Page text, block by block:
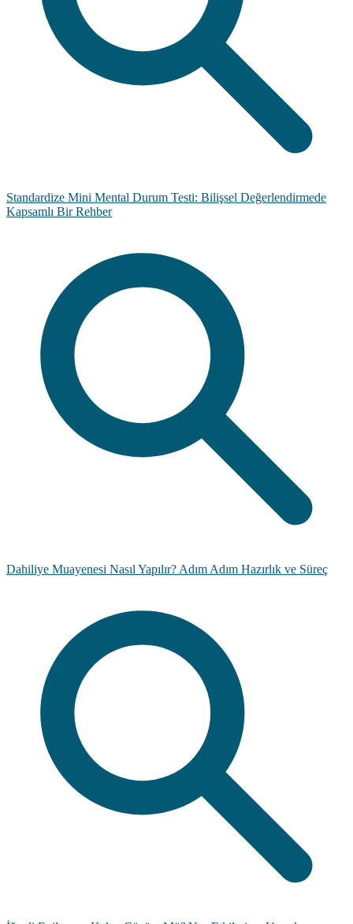
Standardize Mini Mental Durum Testi: Bilişsel Değerlendirmede
Kapsamlı Bir Rehber
Dahiliye Muayenesi Nasıl Yapılır? Adım Adım Hazırlık ve Süreç